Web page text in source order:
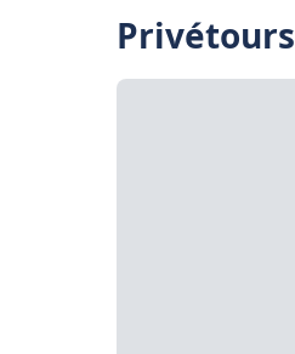
Privétours